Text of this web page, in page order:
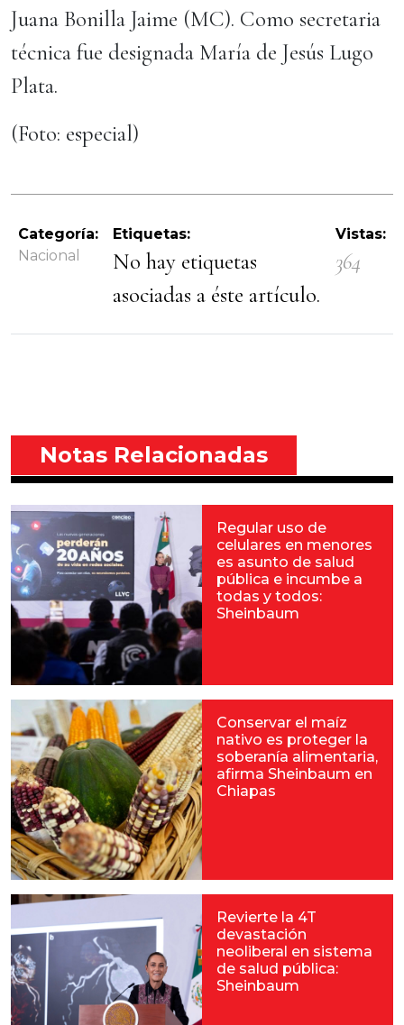
Juana Bonilla Jaime (MC). Como secretaria
técnica fue designada María de Jesús Lugo
Plata.
(Foto: especial)
Categoría:
Nacional
Etiquetas:
No hay etiquetas
asociadas a éste artículo.
Vistas:
364
Notas Relacionadas
Regular uso de
celulares en menores
es asunto de salud
pública e incumbe a
todas y todos:
Sheinbaum
Conservar el maíz
nativo es proteger la
soberanía alimentaria,
afirma Sheinbaum en
Chiapas
Revierte la 4T
devastación
neoliberal en sistema
de salud pública:
Sheinbaum